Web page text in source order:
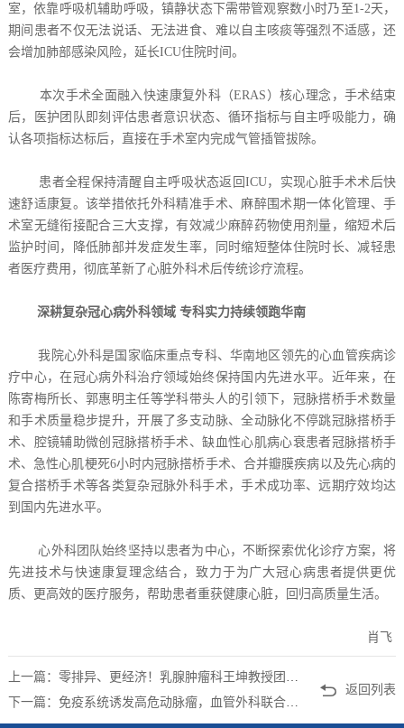
室，依靠呼吸机辅助呼吸，镇静状态下需带管观察数小时乃至1-2天，
期间患者不仅无法说话、无法进食、难以自主咳痰等强烈不适感，还
会增加肺部感染风险，延长ICU住院时间。
本次手术全面融入快速康复外科（ERAS）核心理念，手术结束
后，医护团队即刻评估患者意识状态、循环指标与自主呼吸能力，确
认各项指标达标后，直接在手术室内完成气管插管拔除。
患者全程保持清醒自主呼吸状态返回ICU，实现心脏手术术后快
速舒适康复。该举措依托外科精准手术、麻醉围术期一体化管理、手
术室无缝衔接配合三大支撑，有效减少麻醉药物使用剂量，缩短术后
监护时间，降低肺部并发症发生率，同时缩短整体住院时长、减轻患
者医疗费用，彻底革新了心脏外科术后传统诊疗流程。
深耕复杂冠心病外科领域 专科实力持续领跑华南
我院心外科是国家临床重点专科、华南地区领先的心血管疾病诊
疗中心，在冠心病外科治疗领域始终保持国内先进水平。近年来，在
陈寄梅所长、郭惠明主任等学科带头人的引领下，冠脉搭桥手术数量
和手术质量稳步提升，开展了多支动脉、全动脉化不停跳冠脉搭桥手
术、腔镜辅助微创冠脉搭桥手术、缺血性心肌病心衰患者冠脉搭桥手
术、急性心肌梗死6小时内冠脉搭桥手术、合并瓣膜疾病以及先心病的
复合搭桥手术等各类复杂冠脉外科手术，手术成功率、远期疗效均达
到国内先进水平。
心外科团队始终坚持以患者为中心，不断探索优化诊疗方案，将
先进技术与快速康复理念结合，致力于为广大冠心病患者提供更优
质、更高效的医疗服务，帮助患者重获健康心脏，回归高质量生活。
肖飞
返回列表
下一篇：免疫系统诱发高危动脉瘤，血管外科联合多学科成功救治